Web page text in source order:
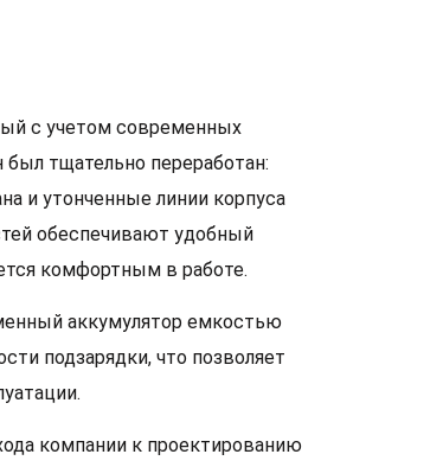
с учетом современных
тщательно переработан:
и утонченные линии корпуса
обеспечивают удобный
комфортным в работе.
аккумулятор емкостью
подзарядки, что позволяет
компании к проектированию